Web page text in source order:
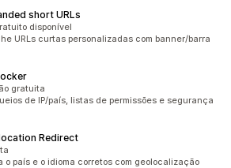
short URLs
disponível
URLs curtas personalizadas com banner/barra
gratuita
de IP/país, listas de permissões e segurança
Redirect
o país e o idioma corretos com geolocalização